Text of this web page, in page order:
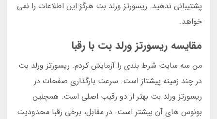
پشتیبانی ندهید. ریسورتز ورلد بت هرگز این اطلاعات را نمی
خواهد.
مقایسه ریسورتز ورلد بت با رقبا
من سه سایت شرط بندی را آزمایش کردم. ریسورتز ورلد بت
در چند زمینه پیشتاز است. سرعت بارگذاری صفحات در
ریسورتز ورلد بت بهتر از دو رقیب اصلی است. همچنین
بونوس های آن بیشتر است. در مقابل، برخی رقبا محدودیت